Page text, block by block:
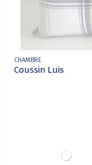
CHAMBRE
Coussin Luis